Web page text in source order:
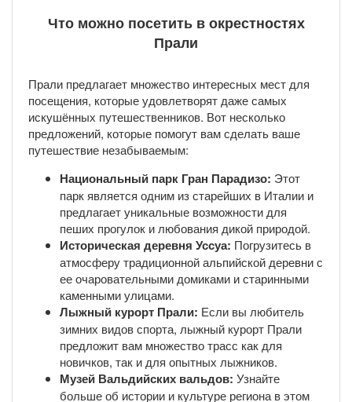
Что можно посетить в окрестностях
Прали
Прали предлагает множество интересных мест для
посещения, которые удовлетворят даже самых
искушённых путешественников. Вот несколько
предложений, которые помогут вам сделать ваше
путешествие незабываемым:
Национальный парк Гран Парадизо: Этот
парк является одним из старейших в Италии и
предлагает уникальные возможности для
пеших прогулок и любования дикой природой.
Историческая деревня Уссуа: Погрузитесь в
атмосферу традиционной альпийской деревни с
ее очаровательными домиками и старинными
каменными улицами.
Лыжный курорт Прали: Если вы любитель
зимних видов спорта, лыжный курорт Прали
предложит вам множество трасс как для
новичков, так и для опытных лыжников.
Музей Вальдийских вальдов: Узнайте
больше об истории и культуре региона в этом